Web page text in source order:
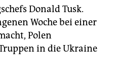
Donald Tusk.
Woche bei einer
Polen
in die Ukraine